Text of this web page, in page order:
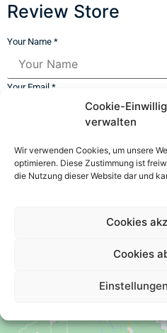
Cookie-
verwalten
Wir verwenden Cookies, um unsere
optimieren. Diese Zustimmung ist
die Nutzung dieser Website dar und
Cookies
Cookies
Review Store
Your Name *
Your Email *
Your Review *